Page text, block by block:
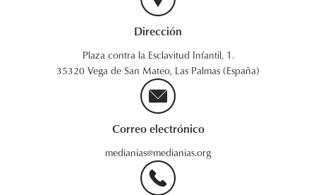
Dirección
Plaza contra la Esclavitud Infantil, 1.
35320 Vega de San Mateo, Las Palmas (España)
Correo electrónico
medianias@medianias.org